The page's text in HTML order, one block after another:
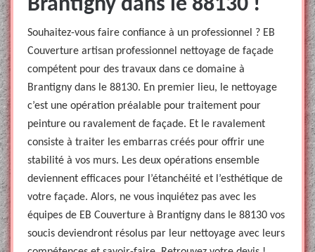
Brantigny dans le 88130 !
Souhaitez-vous faire confiance à un professionnel ? EB
Couverture artisan professionnel nettoyage de façade
compétent pour des travaux dans ce domaine à
Brantigny dans le 88130. En premier lieu, le nettoyage
c’est une opération préalable pour traitement pour
peinture ou ravalement de façade. Et le ravalement
consiste à traiter les embarras créés pour offrir une
stabilité à vos murs. Les deux opérations ensemble
deviennent efficaces pour l’étanchéité et l’esthétique de
votre façade. Alors, ne vous inquiétez pas avec les
équipes de EB Couverture à Brantigny dans le 88130 vos
soucis deviendront résolus par leur nettoyage avec leurs